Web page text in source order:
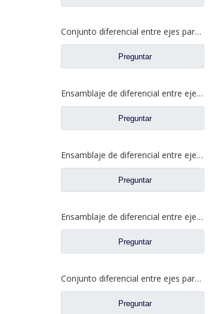
Conjunto diferencial entre ejes para Faw Jiefang A6E Truck Spare Prats 2507057-A6E/A
Preguntar
Ensamblaje de diferencial entre ejes para Faw Jiefang Truck Spare Prats 2507057-A4C
Preguntar
Ensamblaje de diferencial entre ejes para camiones Faw Jiefang Prats de repuesto W2502107D04A
Preguntar
Ensamblaje de diferencial entre ejes para Faw Jiefang Truck Spare Prats 2507055-K5H
Preguntar
Conjunto diferencial entre ejes para Faw Jiefang A0E Truck Spare Prats 2507055-K5H
Preguntar